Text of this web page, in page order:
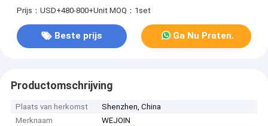
Toegangsbeheer
Prijs：USD+480-800+Unit MOQ：1set
Beste prijs Ga Nu Praten.
Productomschrijving
Plaats van herkomst
Shenzhen, China
Merknaam
WEJOIN